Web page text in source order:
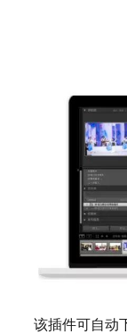
该插件可自动